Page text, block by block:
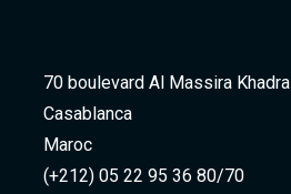
70 boulevard Al Massira Khadra
Casablanca
Maroc
(+212) 05 22 95 36 80/70